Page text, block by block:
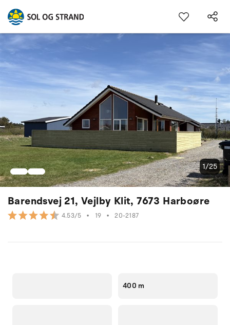
Barendsvej 21, Vejlby Klit, 7673 Harboøre
4.53/5 • 19 • 20-2187
1/25
400 m